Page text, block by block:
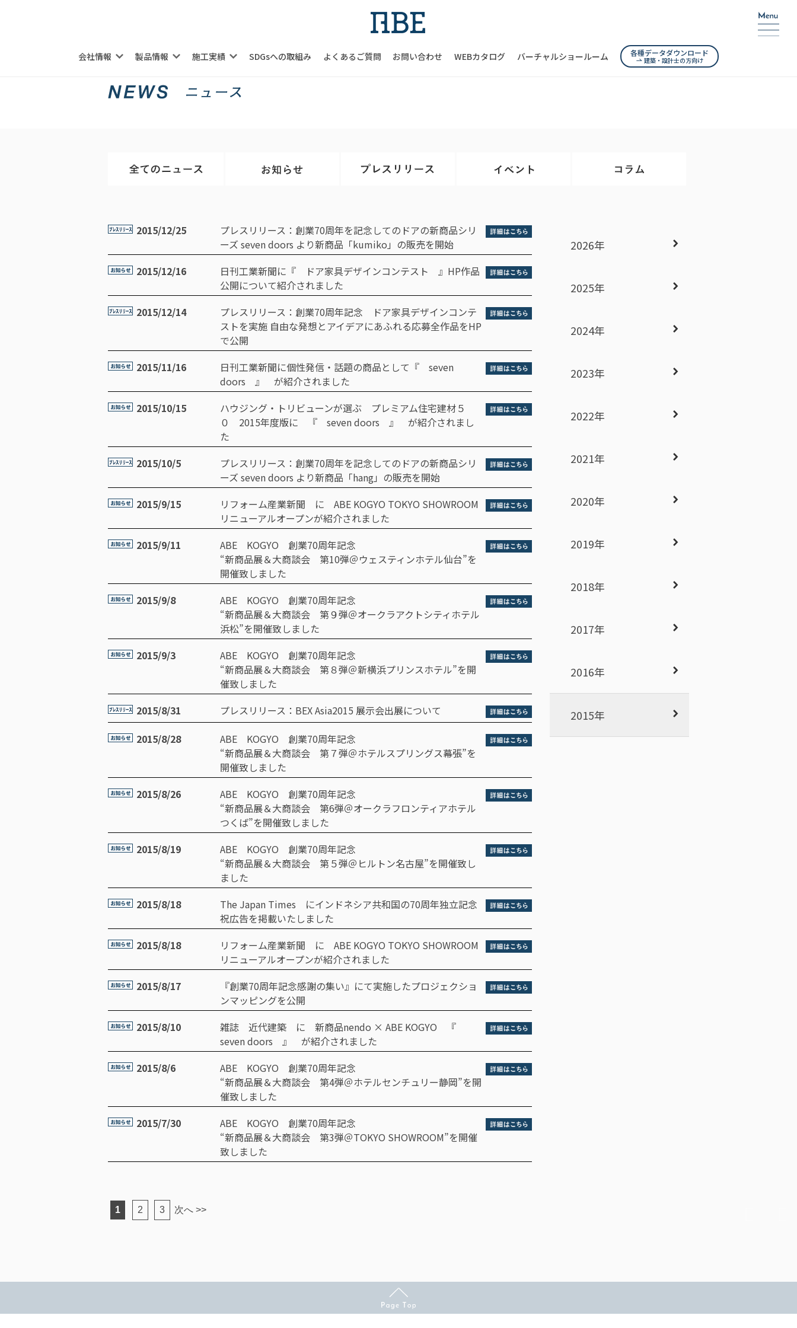
会社情報 製品情報 施工実績 SDGsへの取組み よくあるご質問 お問い合わせ WEBカタログ バーチャルショールーム 各種データダウンロード
建築・設計士の方向け
2015/12/25
プレスリリース：創業70周年を記念してのドアの新商品シリ
ーズ seven doors より新商品「kumiko」の販売を開始
2015/12/16
日刊工業新聞に『 ドア家具デザインコンテスト 』HP作品
公開について紹介されました
2015/12/14
プレスリリース：創業70周年記念 ドア家具デザインコンテ
ストを実施 自由な発想とアイデアにあふれる応募全作品をHP
で公開
2015/11/16
日刊工業新聞に個性発信・話題の商品として『 seven
doors 』 が紹介されました
2015/10/15
ハウジング・トリビューンが選ぶ プレミアム住宅建材５
０ 2015年度版に 『 seven doors 』 が紹介されまし
た
2015/10/5
プレスリリース：創業70周年を記念してのドアの新商品シリ
ーズ seven doors より新商品「hang」の販売を開始
2015/9/15
リフォーム産業新聞 に ABE KOGYO TOKYO SHOWROOM
リニューアルオープンが紹介されました
2015/9/11
ABE KOGYO 創業70周年記念
“新商品展＆大商談会 第10弾＠ウェスティンホテル仙台”を
開催致しました
2015/9/8
ABE KOGYO 創業70周年記念
“新商品展＆大商談会 第９弾＠オークラアクトシティホテル
浜松”を開催致しました
2015/9/3
ABE KOGYO 創業70周年記念
“新商品展＆大商談会 第８弾＠新横浜プリンスホテル”を開
催致しました
2015/8/31
プレスリリース：BEX Asia2015 展示会出展について
2015/8/28
ABE KOGYO 創業70周年記念
“新商品展＆大商談会 第７弾＠ホテルスプリングス幕張”を
開催致しました
2015/8/26
ABE KOGYO 創業70周年記念
“新商品展＆大商談会 第6弾＠オークラフロンティアホテル
つくば”を開催致しました
2015/8/19
ABE KOGYO 創業70周年記念
“新商品展＆大商談会 第５弾＠ヒルトン名古屋”を開催致し
ました
2015/8/18
The Japan Times にインドネシア共和国の70周年独立記念
祝広告を掲載いたしました
2015/8/18
リフォーム産業新聞 に ABE KOGYO TOKYO SHOWROOM
リニューアルオープンが紹介されました
2015/8/17
『創業70周年記念感謝の集い』にて実施したプロジェクショ
ンマッピングを公開
2015/8/10
雑誌 近代建築 に 新商品nendo × ABE KOGYO 『
seven doors 』 が紹介されました
2015/8/6
ABE KOGYO 創業70周年記念
“新商品展＆大商談会 第4弾＠ホテルセンチュリー静岡”を開
催致しました
2015/7/30
ABE KOGYO 創業70周年記念
“新商品展＆大商談会 第3弾＠TOKYO SHOWROOM”を開催
致しました
投
ゲ
固
定
1
固
定
2
固
定
3 次へ >>
2026年
2025年
2024年
2023年
2022年
2021年
2020年
2019年
2018年
2017年
2016年
2015年